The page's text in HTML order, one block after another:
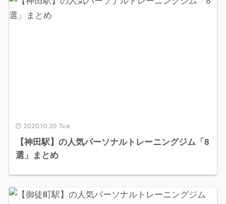
2020.10.20 Tue
【神田駅】の人気パーソナルトレーニングジム「8
選」まとめ